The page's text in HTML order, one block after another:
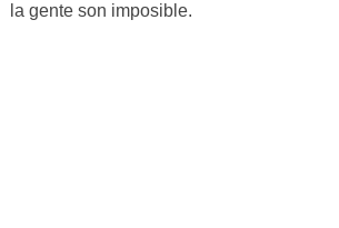
la gente son imposible.